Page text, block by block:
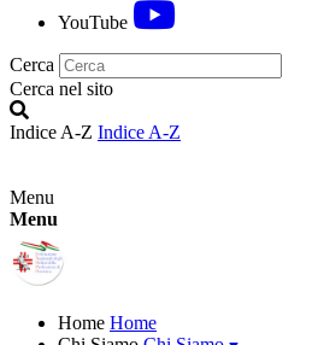
YouTube
Cerca
Cerca nel sito
Indice A-Z Indice A-Z
Menu
Menu
Home Home